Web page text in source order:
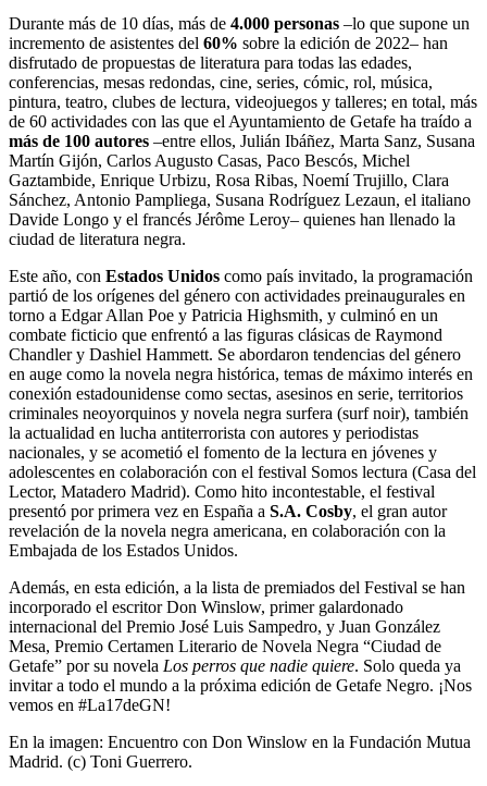
Durante más de 10 días, más de 4.000 personas –lo que supone un
incremento de asistentes del 60% sobre la edición de 2022– han
disfrutado de propuestas de literatura para todas las edades,
conferencias, mesas redondas, cine, series, cómic, rol, música,
pintura, teatro, clubes de lectura, videojuegos y talleres; en total, más
de 60 actividades con las que el Ayuntamiento de Getafe ha traído a
más de 100 autores –entre ellos, Julián Ibáñez, Marta Sanz, Susana
Martín Gijón, Carlos Augusto Casas, Paco Bescós, Michel
Gaztambide, Enrique Urbizu, Rosa Ribas, Noemí Trujillo, Clara
Sánchez, Antonio Pampliega, Susana Rodríguez Lezaun, el italiano
Davide Longo y el francés Jérôme Leroy– quienes han llenado la
ciudad de literatura negra.
Este año, con Estados Unidos como país invitado, la programación
partió de los orígenes del género con actividades preinaugurales en
torno a Edgar Allan Poe y Patricia Highsmith, y culminó en un
combate ficticio que enfrentó a las figuras clásicas de Raymond
Chandler y Dashiel Hammett. Se abordaron tendencias del género
en auge como la novela negra histórica, temas de máximo interés en
conexión estadounidense como sectas, asesinos en serie, territorios
criminales neoyorquinos y novela negra surfera (surf noir), también
la actualidad en lucha antiterrorista con autores y periodistas
nacionales, y se acometió el fomento de la lectura en jóvenes y
adolescentes en colaboración con el festival Somos lectura (Casa del
Lector, Matadero Madrid). Como hito incontestable, el festival
presentó por primera vez en España a S.A. Cosby, el gran autor
revelación de la novela negra americana, en colaboración con la
Embajada de los Estados Unidos.
Además, en esta edición, a la lista de premiados del Festival se han
incorporado el escritor Don Winslow, primer galardonado
internacional del Premio José Luis Sampedro, y Juan González
Mesa, Premio Certamen Literario de Novela Negra “Ciudad de
Getafe” por su novela Los perros que nadie quiere. Solo queda ya
invitar a todo el mundo a la próxima edición de Getafe Negro. ¡Nos
vemos en #La17deGN!
En la imagen: Encuentro con Don Winslow en la Fundación Mutua
Madrid. (c) Toni Guerrero.